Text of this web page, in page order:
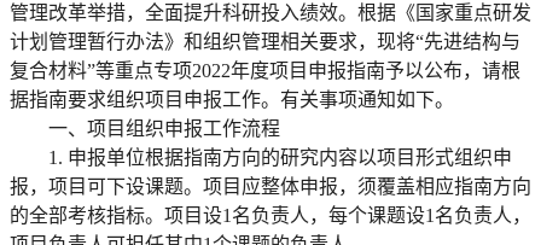
管理改革举措，全面提升科研投入绩效。根据《国家重点研发
计划管理暂行办法》和组织管理相关要求，现将“先进结构与
复合材料”等重点专项2022年度项目申报指南予以公布，请根
据指南要求组织项目申报工作。有关事项通知如下。
一、项目组织申报工作流程
1. 申报单位根据指南方向的研究内容以项目形式组织申
报，项目可下设课题。项目应整体申报，须覆盖相应指南方向
的全部考核指标。项目设1名负责人，每个课题设1名负责人，